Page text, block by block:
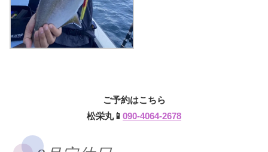
ご予約はこちら
松栄丸📱 090-4064-2678